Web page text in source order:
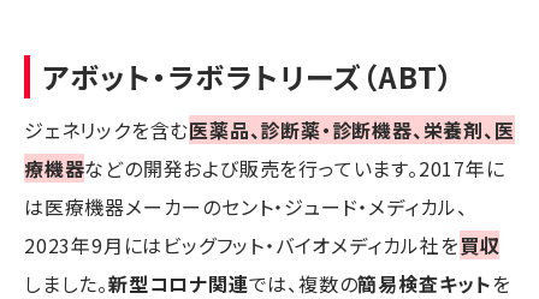
アボット・ラボラトリーズ（ABT）
ジェネリックを含む医薬品、診断薬・診断機器、栄養剤、医
療機器などの開発および販売を行っています。2017年に
は医療機器メーカーのセント・ジュード・メディカル、
2023年9月にはビッグフット・バイオメディカル社を買収
しました。新型コロナ関連では、複数の簡易検査キットを